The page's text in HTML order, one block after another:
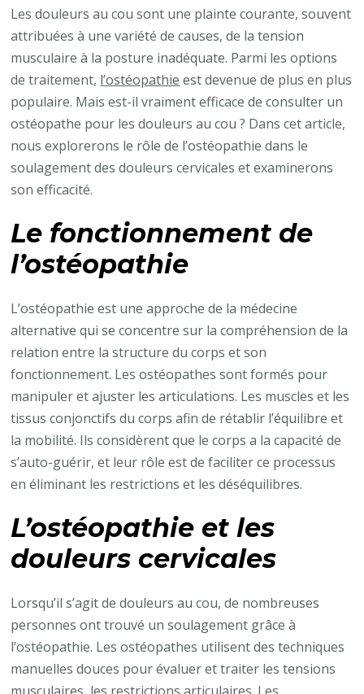
un
ostéopathe
pour
les
douleurs
de
cou
?
Les douleurs au cou sont une plainte courante, souvent
attribuées à une variété de causes, de la tension
musculaire à la posture inadéquate. Parmi les options
de traitement, l’ostéopathie est devenue de plus en plus
populaire. Mais est-il vraiment efficace de consulter un
ostéopathe pour les douleurs au cou ? Dans cet article,
nous explorerons le rôle de l’ostéopathie dans le
soulagement des douleurs cervicales et examinerons
son efficacité.
Le fonctionnement de
l’ostéopathie
L’ostéopathie est une approche de la médecine
alternative qui se concentre sur la compréhension de la
relation entre la structure du corps et son
fonctionnement. Les ostéopathes sont formés pour
manipuler et ajuster les articulations. Les muscles et les
tissus conjonctifs du corps afin de rétablir l’équilibre et
la mobilité. Ils considèrent que le corps a la capacité de
s’auto-guérir, et leur rôle est de faciliter ce processus
en éliminant les restrictions et les déséquilibres.
L’ostéopathie et les
douleurs cervicales
Lorsqu’il s’agit de douleurs au cou, de nombreuses
personnes ont trouvé un soulagement grâce à
l’ostéopathie. Les ostéopathes utilisent des techniques
manuelles douces pour évaluer et traiter les tensions
musculaires, les restrictions articulaires. Les